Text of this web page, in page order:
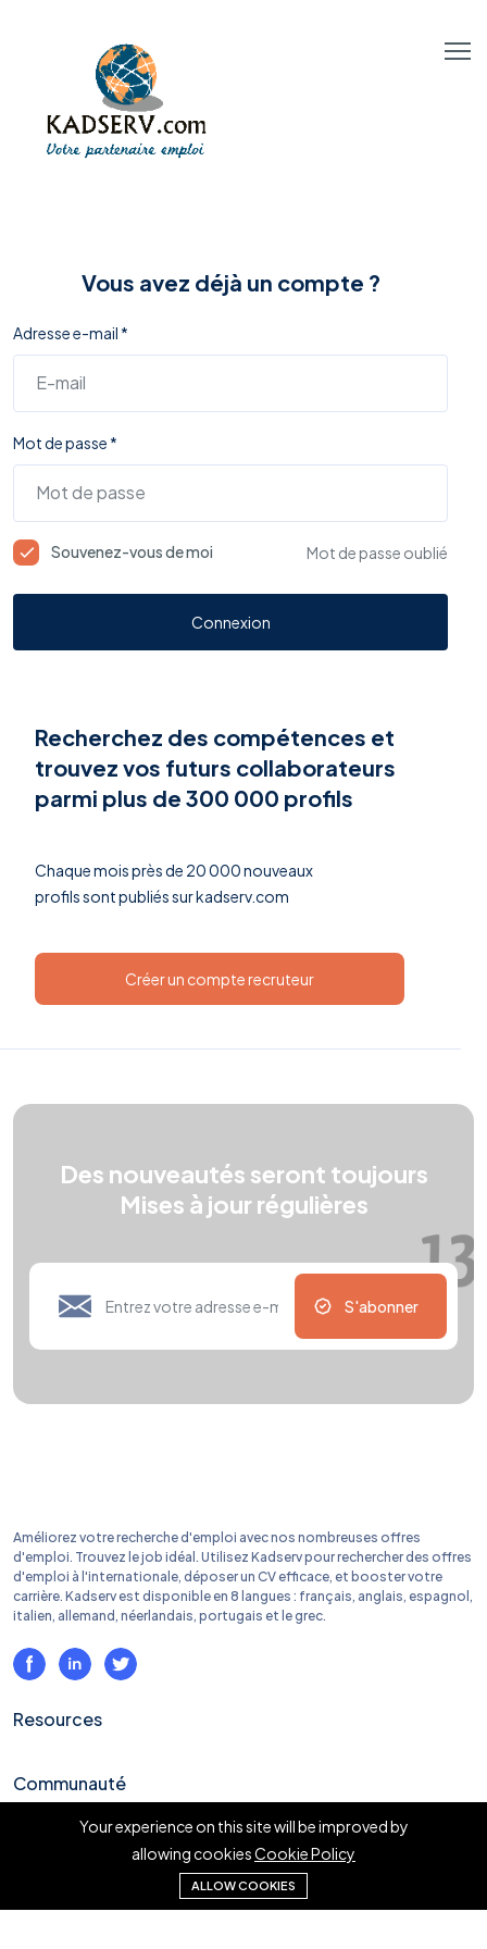
Vous avez déjà un compte ?
Adresse e-mail *
Mot de passe *
Souvenez-vous de moi Mot de passe oublié
Connexion
Recherchez des compétences et
trouvez vos futurs collaborateurs
parmi plus de 300 000 profils
Chaque mois près de 20 000 nouveaux
profils sont publiés sur kadserv.com
Créer un compte recruteur
Des nouveautés seront toujours
Mises à jour régulières
S'abonner
Améliorez votre recherche d'emploi avec nos nombreuses offres
d'emploi. Trouvez le job idéal. Utilisez Kadserv pour rechercher des offres
d'emploi à l'internationale, déposer un CV efficace, et booster votre
carrière. Kadserv est disponible en 8 langues : français, anglais, espagnol,
italien, allemand, néerlandais, portugais et le grec.
Resources
Communauté
En savoir plus
Your experience on this site will be improved by
allowing cookiesCookie Policy
ALLOW COOKIES